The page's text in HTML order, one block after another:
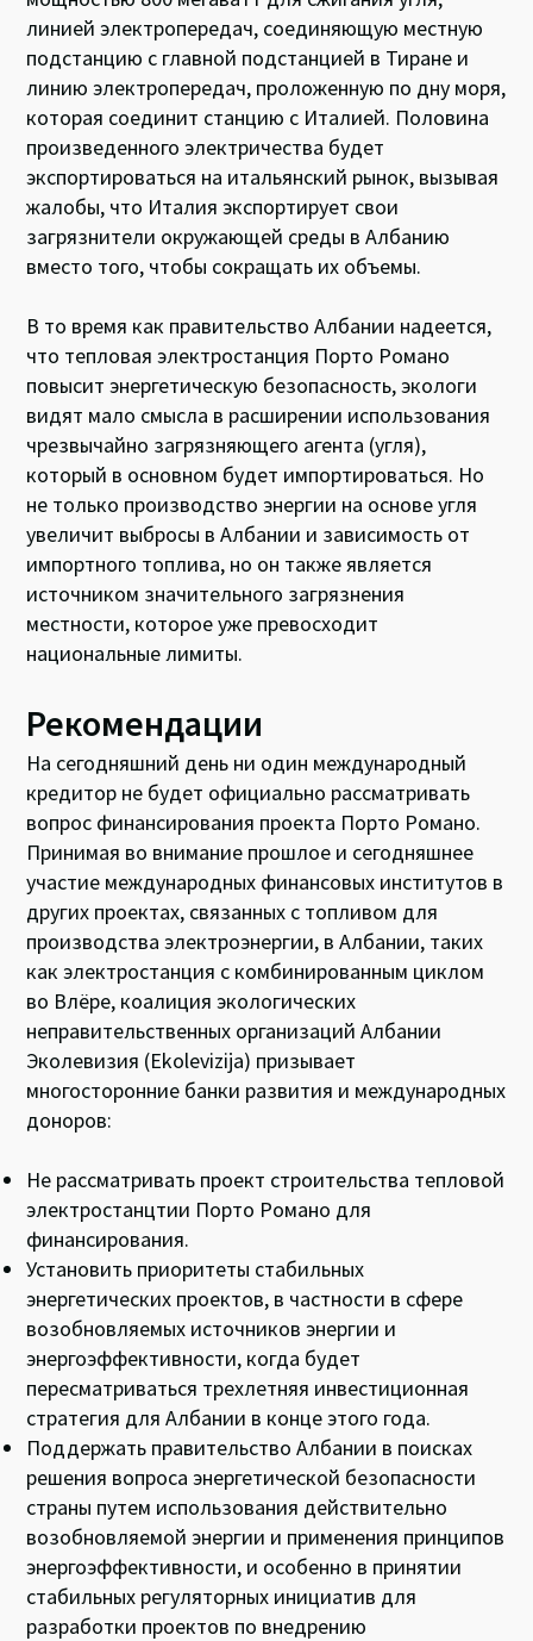
линией электропередач, соединяющую местную
подстанцию с главной подстанцией в Тиране и
линию электропередач, проложенную по дну моря,
которая соединит станцию с Италией. Половина
произведенного электричества будет
экспортироваться на итальянский рынок, вызывая
жалобы, что Италия экспортирует свои
загрязнители окружающей среды в Албанию
вместо того, чтобы сокращать их объемы.
В то время как правительство Албании надеется,
что тепловая электростанция Порто Романо
повысит энергетическую безопасность, экологи
видят мало смысла в расширении использования
чрезвычайно загрязняющего агента (угля),
который в основном будет импортироваться. Но
не только производство энергии на основе угля
увеличит выбросы в Албании и зависимость от
импортного топлива, но он также является
источником значительного загрязнения
местности, которое уже превосходит
национальные лимиты.
Рекомендации
На сегодняшний день ни один международный
кредитор не будет официально рассматривать
вопрос финансирования проекта Порто Романо.
Принимая во внимание прошлое и сегодняшнее
участие международных финансовых институтов в
других проектах, связанных с топливом для
производства электроэнергии, в Албании, таких
как электростанция с комбинированным циклом
во Влёре, коалиция экологических
неправительственных организаций Албании
Эколевизия (Ekolevizija) призывает
многосторонние банки развития и международных
доноров:
Не рассматривать проект строительства тепловой
электростанцтии Порто Романо для
финансирования.
Установить приоритеты стабильных
энергетических проектов, в частности в сфере
возобновляемых источников энергии и
энергоэффективности, когда будет
пересматриваться трехлетняя инвестиционная
стратегия для Албании в конце этого года.
Поддержать правительство Албании в поисках
решения вопроса энергетической безопасности
страны путем использования действительно
возобновляемой энергии и применения принципов
энергоэффективности, и особенно в принятии
стабильных регуляторных инициатив для
разработки проектов по внедрению